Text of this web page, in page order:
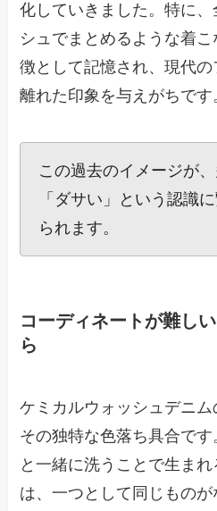
化していきました。特に
シュでまとめるような着
徴として記憶され、現代
離れた印象を与えがちです
この過去のイメージが
「ダサい」という認識
られます。
コーディネートが難し
ら
ケミカルウォッシュデニム
その独特な色落ち具合で
と一緒に洗うことで生ま
は、一つとして同じもの